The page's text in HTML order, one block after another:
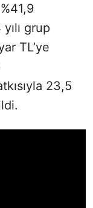
grup
TL’ye
23,5